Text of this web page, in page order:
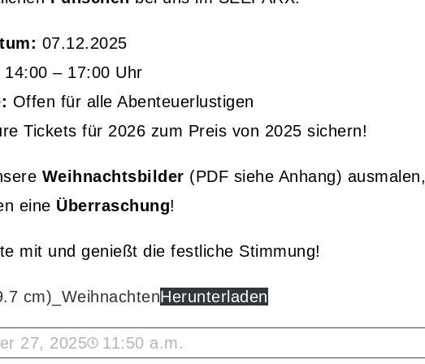
07.12.2025
14:00 – 17:00 Uhr
Offen für alle Abenteuerlustigen
Tickets für 2026 zum Preis von 2025 sichern!
Weihnachtsbilder (PDF siehe Anhang) ausmalen,
eine Überraschung!
mit und genießt die festliche Stimmung!
cm)_WeihnachtenHerunterladen
27, 2025 11:50 a.m.